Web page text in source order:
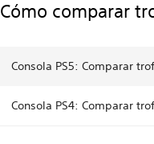
Cómo comparar
Consola PS5: Comparar
Consola PS4: Comparar